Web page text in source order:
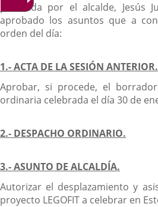
presidida por el alcalde, Jesús
aprobado los asuntos que a
orden del día:
1.- ACTA DE LA SESIÓN ANTERIOR.
Aprobar, si procede, el
ordinaria celebrada el día 30 de
2.- DESPACHO ORDINARIO.
3.- ASUNTO DE ALCALDÍA.
Autorizar el desplazamiento y
proyecto LEGOFIT a celebrar en